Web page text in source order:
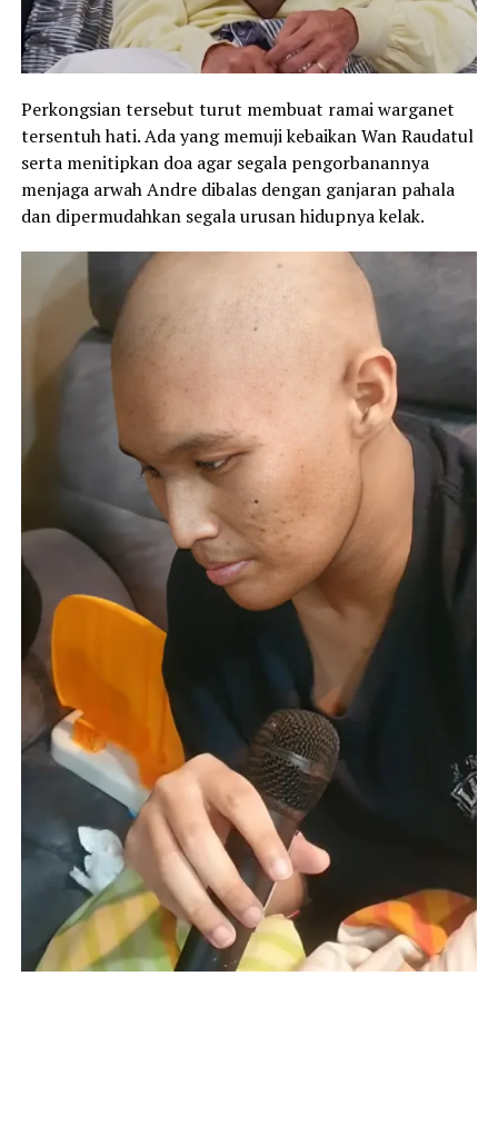
Perkongsian tersebut turut membuat ramai warganet
tersentuh hati. Ada yang memuji kebaikan Wan Raudatul
serta menitipkan doa agar segala pengorbanannya
menjaga arwah Andre dibalas dengan ganjaran pahala
dan dipermudahkan segala urusan hidupnya kelak.